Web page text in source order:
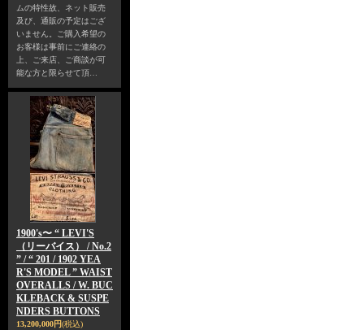
ムの特性故、ネット販売
及び、通販の予定はござ
いません。ご購入希望の
お客様は事前にご連絡の
上、ご来店、ご商談が可
能な方と限らせて頂…
1900's〜 “ LEVI'S
（リーバイス） / No.2
” / “ 201 / 1902 YEA
R'S MODEL ” WAIST
OVERALLS / W. BUC
KLEBACK & SUSPE
NDERS BUTTONS
13,200,000円(税込)